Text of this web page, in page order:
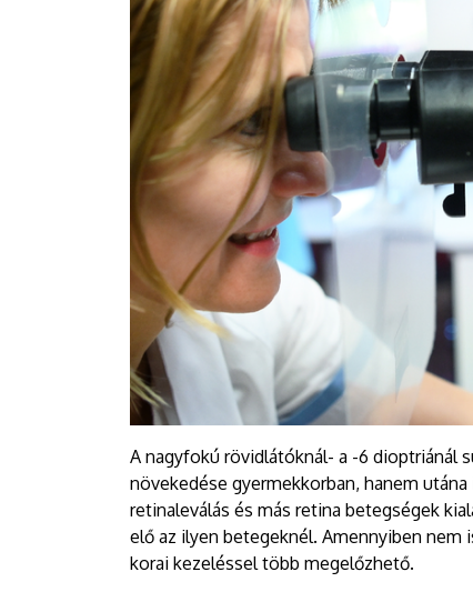
A nagyfokú rövidlátóknál- a -6 dioptriánál
növekedése gyermekkorban, hanem
retinaleválás és más retina betegségek
elő az ilyen betegeknél. Amennyiben
korai kezeléssel több megelőzhető.